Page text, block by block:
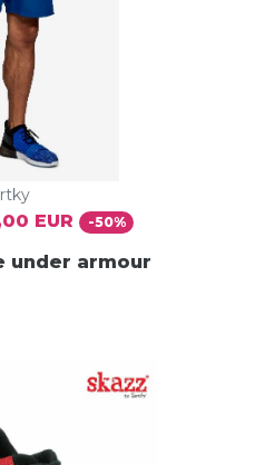
EUR -50%
under armour